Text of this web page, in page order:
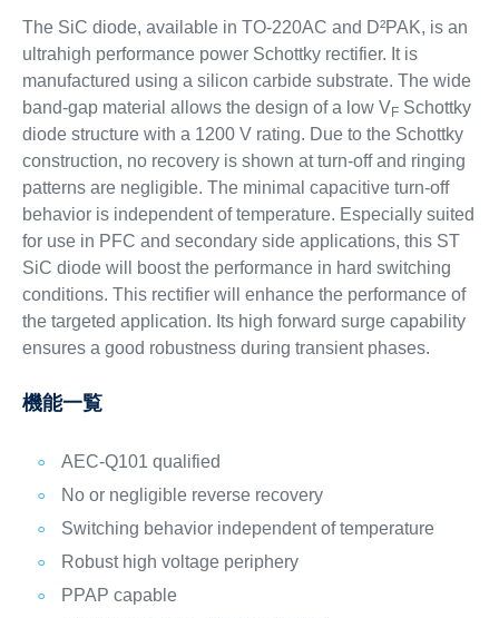
The SiC diode, available in TO-220AC and D²PAK, is an
ultrahigh performance power Schottky rectifier. It is
manufactured using a silicon carbide substrate. The wide
band-gap material allows the design of a low VFSchottky
diode structure with a 1200 V rating. Due to the Schottky
construction, no recovery is shown at turn-off and ringing
patterns are negligible. The minimal capacitive turn-off
behavior is independent of temperature. Especially suited
for use in PFC and secondary side applications, this ST
SiC diode will boost the performance in hard switching
conditions. This rectifier will enhance the performance of
the targeted application. Its high forward surge capability
ensures a good robustness during transient phases.
機能一覧
AEC-Q101 qualified
No or negligible reverse recovery
Switching behavior independent of temperature
Robust high voltage periphery
PPAP capable